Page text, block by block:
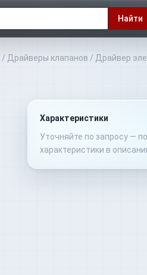
Найти
/ Драйверы клапанов / Драйвер
Характеристики
Уточняйте по запросу —
характеристики в